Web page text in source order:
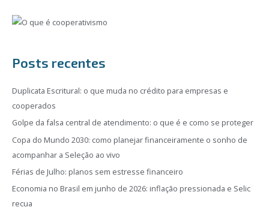
Posts recentes
Duplicata Escritural: o que muda no crédito para empresas e
cooperados
Golpe da falsa central de atendimento: o que é e como se proteger
Copa do Mundo 2030: como planejar financeiramente o sonho de
acompanhar a Seleção ao vivo
Férias de Julho: planos sem estresse financeiro
Economia no Brasil em junho de 2026: inflação pressionada e Selic
recua